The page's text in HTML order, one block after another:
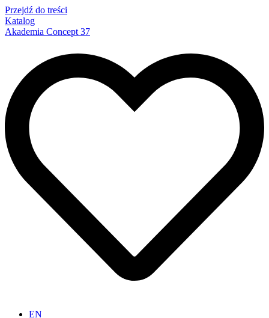
Przejdź do treści
Katalog
Akademia Concept 37
EN